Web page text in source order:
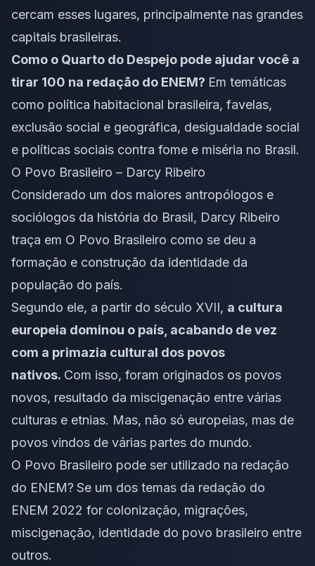
cercam esses lugares, principalmente nas grandes
capitais brasileiras.
Como o Quarto do Despejo pode ajudar você a
tirar 100 na redação do ENEM? Em temáticas
como política habitacional brasileira, favelas,
exclusão social e geográfica, desigualdade social
e políticas sociais contra fome e miséria no Brasil.
O Povo Brasileiro – Darcy Ribeiro
Considerado um dos maiores antropólogos e
sociólogos da história do Brasil, Darcy Ribeiro
traça em O Povo Brasileiro como se deu a
formação e construção da identidade da
população do país.
Segundo ele, a partir do século XVII, a cultura
europeia dominou o país, acabando de vez
com a primazia cultural dos povos
nativos. Com isso, foram originados os povos
novos, resultado da miscigenação entre várias
culturas e etnias. Mas, não só europeias, mas de
povos vindos de várias partes do mundo.
O Povo Brasileiro pode ser utilizado na redação
do ENEM? Se um dos temas da redação do
ENEM 2022 for colonização, migrações,
miscigenação, identidade do povo brasileiro entre
outros.